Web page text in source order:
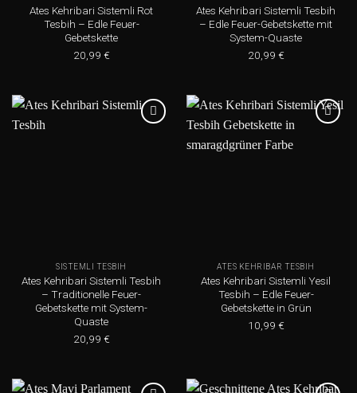
Ates Kehribari Sistemli Rot
Tesbih – Edle Feuer-
Gebetskette
20,99 €
Ates Kehribari Sistemli Tesbih
– Edle Feuer-Gebetskette mit
System-Quaste
20,99 €
SISTEMLI TESBIH
Ates Kehribari Sistemli Tesbih
– Traditionelle Feuer-
Gebetskette mit System-
Quaste
20,99 €
ATES KEHRIBAR TESBIH
Ates Kehribari Sistemli Yesil
Tesbih – Edle Feuer-
Gebetskette in Grün
10,99 €